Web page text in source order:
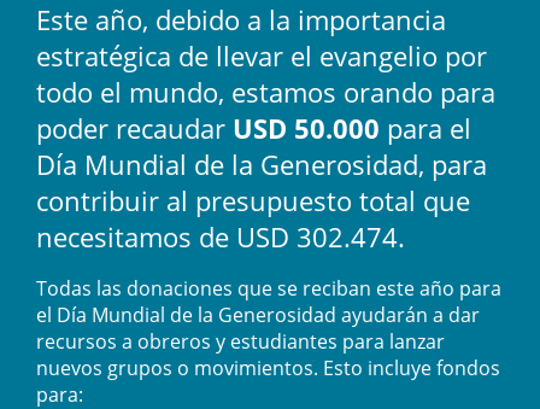
Este año, debido a la importancia
estratégica de llevar el evangelio por
todo el mundo, estamos orando para
poder recaudar USD 50.000 para el
Día Mundial de la Generosidad, para
contribuir al presupuesto total que
necesitamos de USD 302.474.
Todas las donaciones que se reciban este año para
el Día Mundial de la Generosidad ayudarán a dar
recursos a obreros y estudiantes para lanzar
nuevos grupos o movimientos. Esto incluye fondos
para: